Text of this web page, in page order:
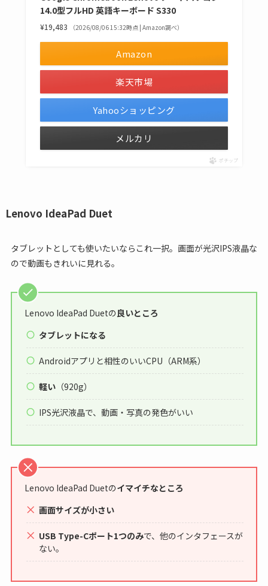
14.0型フルHD 英語キーボード S330
¥19,483 （2026/08/06 15:32時点 | Amazon調べ）
Amazon
楽天市場
Yahooショッピング
メルカリ
ポチップ
Lenovo IdeaPad Duet
タブレットとしても使いたいならこれ一択。画面が光沢IPS液晶な
ので動画もきれいに見れる。
Lenovo IdeaPad Duetの良いところ
タブレットになる
Androidアプリと相性のいいCPU（ARM系）
軽い （920g）
IPS光沢液晶で、動画・写真の発色がいい
Lenovo IdeaPad Duetのイマイチなところ
画面サイズが小さい
USB Type-Cポート1つのみで、他のインタフェースが
ない。